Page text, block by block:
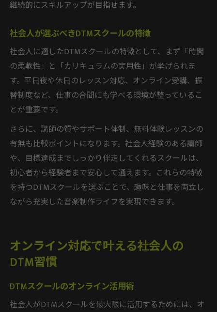
継続的にスキルアップが目指せます。
社会人が選ぶべきDTMスクールの特徴
社会人に適したDTMスクールの特徴として、まず「時間
の柔軟性」と「カリキュラムの実用性」が挙げられま
す。平日夜や休日のレッスン対応、オンライン受講、振
替制度など、仕事の合間にも学べる環境が整っているこ
とが重要です。
さらに、講師の質やサポート体制、無料体験レッスンの
有無も比較ポイントになります。社会人経験のある講師
や、目標達成までしっかり伴走してくれるスクールは、
初心者から経験者まで安心して通えます。これらの特徴
を持つDTMスクールを選ぶことで、趣味と仕事を両立し
ながら充実した音楽制作ライフを実現できます。
オンライン対応で叶える社会人の
DTM習慣
DTMスクールのオンライン活用術
社会人がDTMスクールを最大限に活用するためには、オ